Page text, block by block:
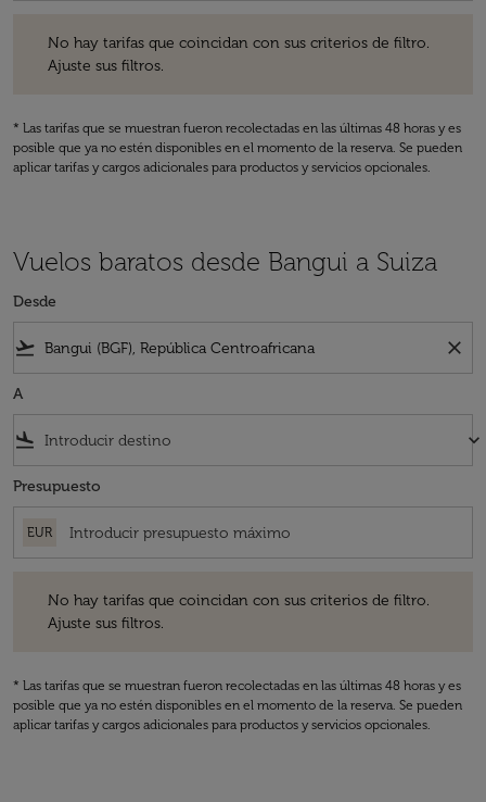
No hay tarifas que coincidan con sus criterios de filtro.
Ajuste sus filtros.
* Las tarifas que se muestran fueron recolectadas en las últimas 48 horas y es
posible que ya no estén disponibles en el momento de la reserva. Se pueden
aplicar tarifas y cargos adicionales para productos y servicios opcionales.
Vuelos baratos desde Bangui a Suiza
Desde
flight_takeoff close
A
flight_land keyboard_arrow_down
Presupuesto
EUR
No hay tarifas que coincidan con sus criterios de filtro.
Ajuste sus filtros.
* Las tarifas que se muestran fueron recolectadas en las últimas 48 horas y es
posible que ya no estén disponibles en el momento de la reserva. Se pueden
aplicar tarifas y cargos adicionales para productos y servicios opcionales.